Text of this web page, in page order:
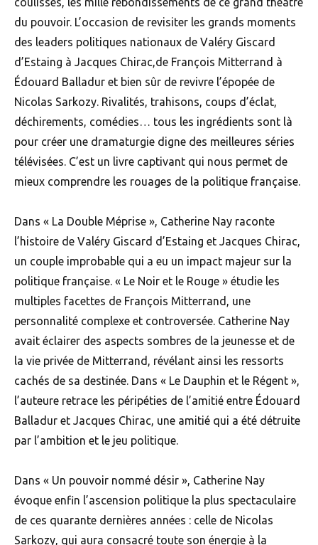
du pouvoir. L’occasion de revisiter les grands moments
des leaders politiques nationaux de Valéry Giscard
d’Estaing à Jacques Chirac,de François Mitterrand à
Édouard Balladur et bien sûr de revivre l’épopée de
Nicolas Sarkozy. Rivalités, trahisons, coups d’éclat,
déchirements, comédies… tous les ingrédients sont là
pour créer une dramaturgie digne des meilleures séries
télévisées. C’est un livre captivant qui nous permet de
mieux comprendre les rouages de la politique française.
Dans « La Double Méprise », Catherine Nay raconte
l’histoire de Valéry Giscard d’Estaing et Jacques Chirac,
un couple improbable qui a eu un impact majeur sur la
politique française. « Le Noir et le Rouge » étudie les
multiples facettes de François Mitterrand, une
personnalité complexe et controversée. Catherine Nay
avait éclairer des aspects sombres de la jeunesse et de
la vie privée de Mitterrand, révélant ainsi les ressorts
cachés de sa destinée. Dans « Le Dauphin et le Régent »,
l’auteure retrace les péripéties de l’amitié entre Édouard
Balladur et Jacques Chirac, une amitié qui a été détruite
par l’ambition et le jeu politique.
Dans « Un pouvoir nommé désir », Catherine Nay
évoque enfin l’ascension politique la plus spectaculaire
de ces quarante dernières années : celle de Nicolas
Sarkozy, qui aura consacré toute son énergie à la